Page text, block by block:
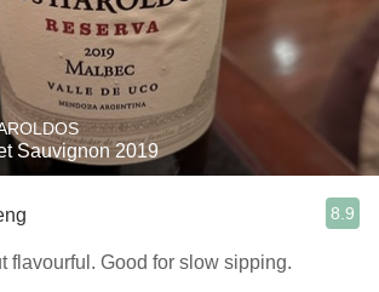
Sauvignon 2019
8.9
flavourful. Good for slow sipping.